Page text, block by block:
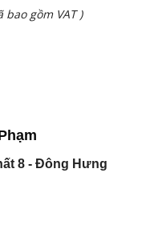
bao gồm VAT )
8 - Đông Hưng